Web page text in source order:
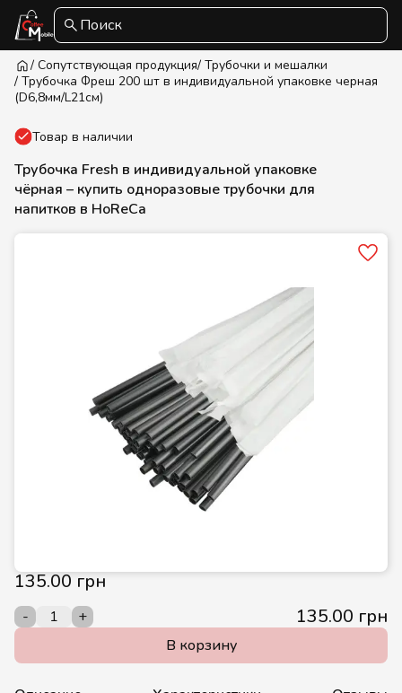
Поиск
/ Сопутствующая продукция/ Трубочки и мешалки
/ Трубочка Фреш 200 шт в индивидуальной упаковке черная
(D6,8мм/L21см)
Товар в наличии
Трубочка Fresh в индивидуальной упаковке
чёрная – купить одноразовые трубочки для
напитков в HoReCa
135.00 грн
- + 135.00 грн
В корзину